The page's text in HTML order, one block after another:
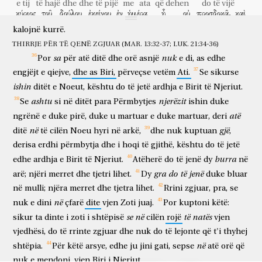
e tij të hajë dhe dhe të pijë me ata që dehen do të vijë
κύριος τοῦ δούλου ἐκείνου ἐν ἡμέρᾳ ᾗ οὐ προσδοκᾷ, καὶ
ἐν
në
ὥρᾳ
orë
ᾗ
të cilën nuk di dhe do të ndajë dysh atë
μέρος
pjesën
αὐτοῦ
e tij
μετὰ
me
τῶν ὑποκριτῶν
hipokritët
θήσει;
do të vërë
ἐκεῖ
atje
ἔσται
do të jetë
κλαυθμὸς
qarja
καὶ
dhe
ὁ βρυγμὸς
kërcëllimi
τῶν ὀδόντων.
i dhëmbëve
brez
nuk do të kalojë aspak, derisa të gjitha këto të ndodhin.
Qielli
dhe toka do të kalojnë, por fjalët mia nuk do të
kalojnë kurrë.
THIRRJE PËR TË QENË ZGJUAR (MAR. 13:32-37; LUK. 21:34-36)
Por sa për atë ditë dhe orë asnjë nuk e di, as edhe
engjëjt e qiejve, dhe as Biri, përveçse vetëm Ati. Se sikurse
ishin ditët e Noeut, kështu do të jetë ardhja e Birit të Njeriut.
Se ashtu si në ditët para Përmbytjes njerëzit ishin duke
ngrënë e duke pirë, duke u martuar e duke martuar, deri atë
ditë në të cilën Noeu hyri në arkë, dhe nuk kuptuan gjë,
derisa erdhi përmbytja dhe i hoqi të gjithë, kështu do të jetë
edhe ardhja e Birit të Njeriut. Atëherë do të jenë dy burra në
arë; njëri merret dhe tjetri lihet. Dy gra do të jenë duke bluar
në mulli; njëra merret dhe tjetra lihet. Rrini zgjuar, pra, se
nuk e dini në çfarë dite vjen Zoti juaj. Por kuptoni këtë:
sikur ta dinte i zoti i shtëpisë se në cilën rojë të natës vjen
vjedhësi, do të rrinte zgjuar dhe nuk do të lejonte që t'i thyhej
shtëpia.
Për këtë arsye, edhe ju jini gati, sepse në atë orë që